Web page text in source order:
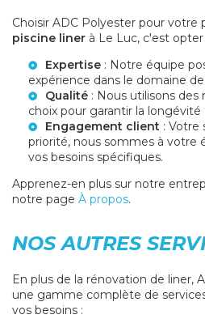
Choisir ADC Polyester pour votre
piscine liner à Le Luc, c'est opter
Expertise : Notre équipe
expérience dans le domaine
Qualité : Nous utilisons
choix pour garantir la
Engagement client : Votre
priorité, nous sommes à votre
vos besoins spécifiques.
Apprenez-en plus sur notre
notre page À propos.
NOS AUTRES
En plus de la rénovation de liner,
une gamme complète de
vos besoins :